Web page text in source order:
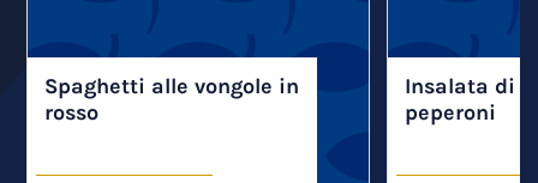
Spaghetti alle vongole in
rosso
Insalata di
peperoni